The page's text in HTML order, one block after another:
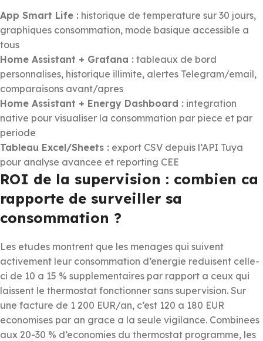
App Smart Life : historique de temperature sur 30 jours,
graphiques consommation, mode basique accessible a
tous
Home Assistant + Grafana : tableaux de bord
personnalises, historique illimite, alertes Telegram/email,
comparaisons avant/apres
Home Assistant + Energy Dashboard : integration
native pour visualiser la consommation par piece et par
periode
Tableau Excel/Sheets : export CSV depuis l’API Tuya
pour analyse avancee et reporting CEE
ROI de la supervision : combien ca
rapporte de surveiller sa
consommation ?
Les etudes montrent que les menages qui suivent
activement leur consommation d’energie reduisent celle-
ci de 10 a 15 % supplementaires par rapport a ceux qui
laissent le thermostat fonctionner sans supervision. Sur
une facture de 1 200 EUR/an, c’est 120 a 180 EUR
economises par an grace a la seule vigilance. Combinees
aux 20-30 % d’economies du thermostat programme, les